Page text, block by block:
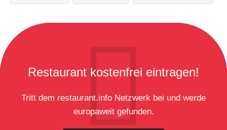
Restaurant kostenfrei eintragen!
Tritt dem restaurant.info Netzwerk bei und werde
europaweit gefunden.